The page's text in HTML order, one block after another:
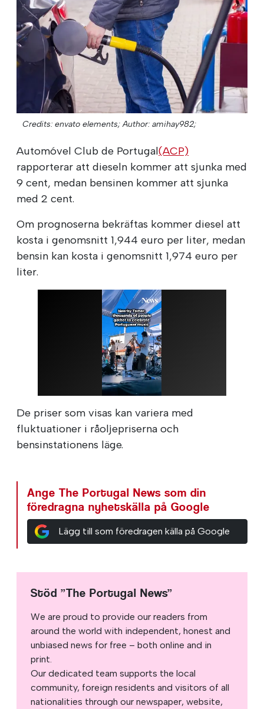
Credits: envato elements; Author: amihay982;
Automóvel Club de Portugal(ACP)
rapporterar att dieseln kommer att sjunka med
9 cent, medan bensinen kommer att sjunka
med 2 cent.
Om prognoserna bekräftas kommer diesel att
kosta i genomsnitt 1,944 euro per liter, medan
bensin kan kosta i genomsnitt 1,974 euro per
liter.
De priser som visas kan variera med
fluktuationer i råoljepriserna och
bensinstationens läge.
Ange The Portugal News som din
föredragna nyhetskälla på Google
Lägg till som föredragen källa på Google
Stöd ”The Portugal News”
We are proud to provide our readers from
around the world with independent, honest and
unbiased news for free – both online and in
print.
Our dedicated team supports the local
community, foreign residents and visitors of all
nationalities through our newspaper, website,